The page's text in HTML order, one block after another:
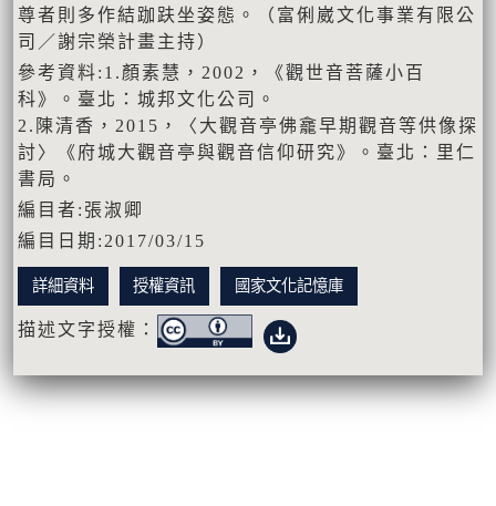
尊者則多作結跏趺坐姿態。（富俐崴文化事業有限公
司／謝宗榮計畫主持）
參考資料:1.顏素慧，2002，《觀世音菩薩小百
科》。臺北：城邦文化公司。
2.陳清香，2015，〈大觀音亭佛龕早期觀音等供像探
討〉《府城大觀音亭與觀音信仰研究》。臺北：里仁
書局。
編目者:張淑卿
編目日期:2017/03/15
詳細資料 授權資訊 國家文化記憶庫
描述文字授權：